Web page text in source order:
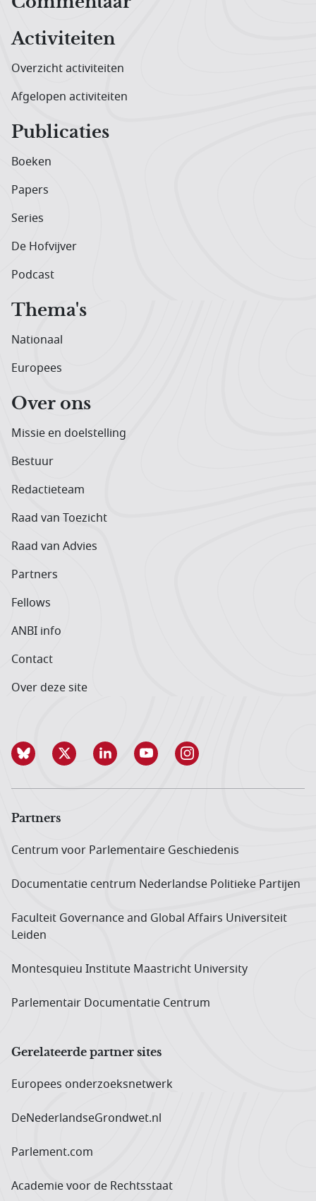
Activiteiten
Overzicht activiteiten
Afgelopen activiteiten
Publicaties
Boeken
Papers
Series
De Hofvijver
Podcast
Thema's
Nationaal
Europees
Over ons
Missie en doelstelling
Bestuur
Redactieteam
Raad van Toezicht
Raad van Advies
Partners
Fellows
ANBI info
Contact
Over deze site
Partners
Centrum voor Parlementaire Geschiedenis
Documentatie centrum Neder­landse Politieke Partijen
Faculteit Governance and Global Affairs Universiteit
Leiden
Montesquieu Institute Maastricht University
Parlementair Documentatie Centrum
Gerelateerde partner sites
Europees onderzoeks­netwerk
DeNederlandseGrondwet.nl
Parlement.com
Academie voor de Rechtsstaat